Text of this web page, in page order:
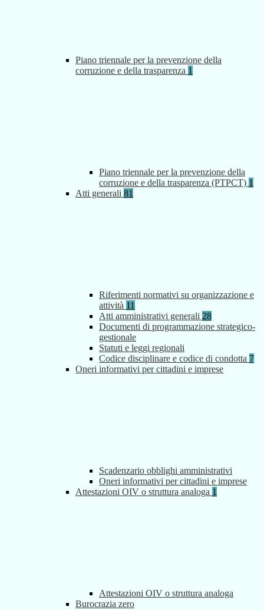
Piano triennale per la prevenzione della
corruzione e della trasparenza 1
Piano triennale per la prevenzione della
corruzione e della trasparenza (PTPCT) 1
Atti generali 81
Riferimenti normativi su organizzazione e
attività 11
Atti amministrativi generali 28
Documenti di programmazione strategico-
gestionale
Statuti e leggi regionali
Codice disciplinare e codice di condotta 7
Oneri informativi per cittadini e imprese
Scadenzario obblighi amministrativi
Oneri informativi per cittadini e imprese
Attestazioni OIV o struttura analoga 1
Attestazioni OIV o struttura analoga
Burocrazia zero